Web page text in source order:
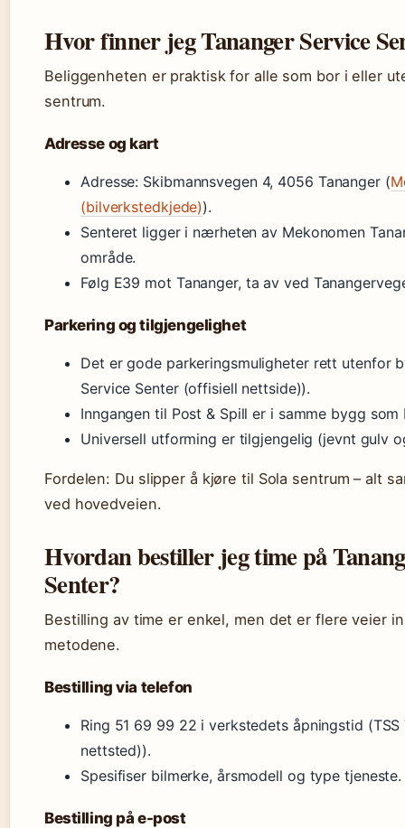
Hvor finner jeg Tananger Service
Beliggenheten er praktisk for alle som bor i eller
sentrum.
Adresse og kart
Adresse: Skibmannsvegen 4, 4056 Tananger (
(bilverkstedkjede)).
Senteret ligger i nærheten av Mekonomen
område.
Følg E39 mot Tananger, ta av ved
Parkering og tilgjengelighet
Det er gode parkeringsmuligheter rett utenfor
Service Senter (offisiell nettside)).
Inngangen til Post & Spill er i samme bygg
Universell utforming er tilgjengelig (jevnt gulv
Fordelen: Du slipper å kjøre til Sola sentrum – alt
ved hovedveien.
Hvordan bestiller jeg time på
Senter?
Bestilling av time er enkel, men det er flere veier
metodene.
Bestilling via telefon
Ring 51 69 99 22 i verkstedets åpningstid
nettsted)).
Spesifiser bilmerke, årsmodell og type tjeneste.
Bestilling på e-post